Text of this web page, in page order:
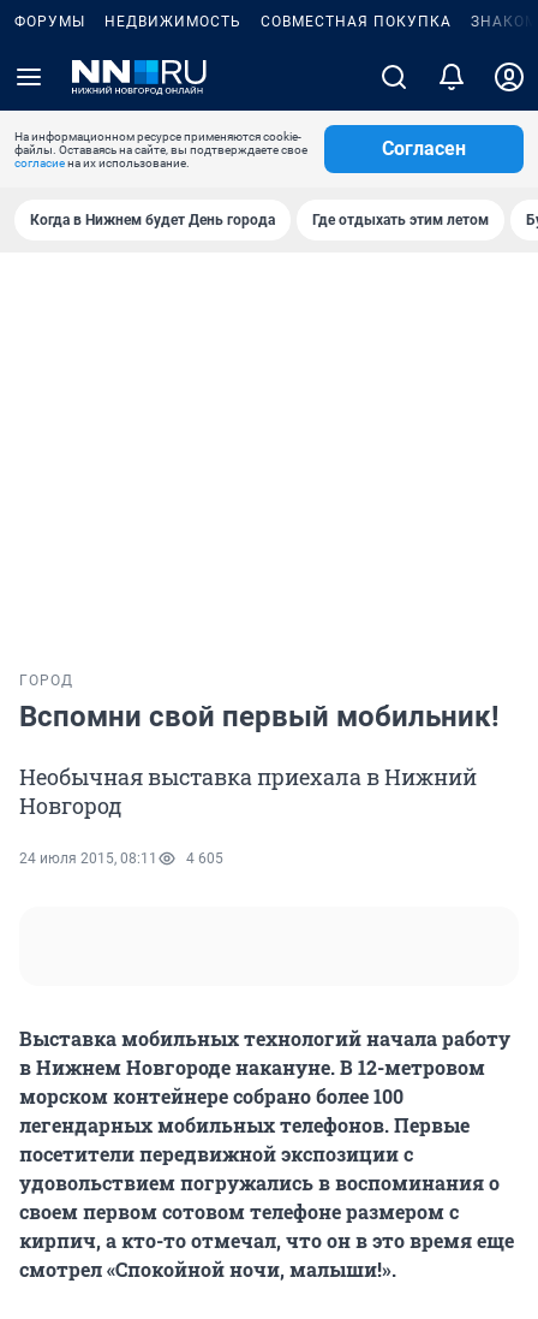
ФОРУМЫ НЕДВИЖИМОСТЬ СОВМЕСТНАЯ ПОКУПКА
На информационном ресурсе применяются cookie-
файлы. Оставаясь на сайте, вы подтверждаете свое
согласиена их использование.
Согласен
Когда в Нижнем будет День города Где отдыхать этим летом
ГОРОД
Вспомни свой первый мобильник!
Необычная выставка приехала в Нижний
Новгород
24 июля 2015, 08:11 4 605
Выставка мобильных технологий начала работу
в Нижнем Новгороде накануне. В 12-метровом
морском контейнере собрано более 100
легендарных мобильных телефонов. Первые
посетители передвижной экспозиции с
удовольствием погружались в воспоминания о
своем первом сотовом телефоне размером с
кирпич, а кто-то отмечал, что он в это время еще
смотрел «Спокойной ночи, малыши!».